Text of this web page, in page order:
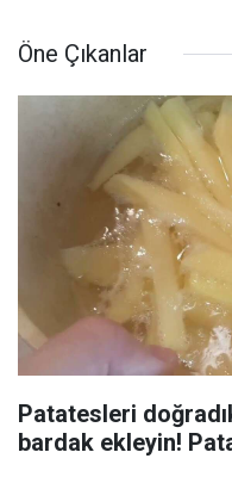
Öne Çıkanlar
Patatesleri
bardak ekleyin!